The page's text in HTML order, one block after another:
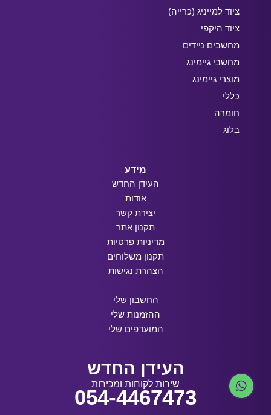
ציוד למייניג (כרייה)
ציוד היקפי
מחשבים ניידים
מחשבי גיימינג
מוצרי גיימינג
כללי
חומרה
בלוג
מידע
העידן החדש
אודות
יצירת קשר
תקנון אתר
מדיניות פרטיות
תקנון משלוחים
הצהרת נגישות
החשבון שלי
ההזמנות שלי
המועדפים שלי
העידן החדש
שירות לקוחות ומכירות
054-4467473